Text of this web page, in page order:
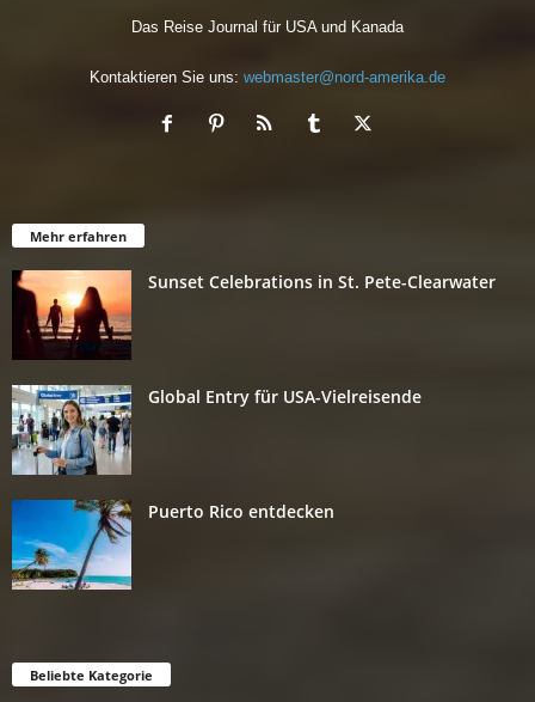
Das Reise Journal für USA und Kanada
Kontaktieren Sie uns: webmaster@nord-amerika.de
Mehr erfahren
Sunset Celebrations in St. Pete-Clearwater
Global Entry für USA-Vielreisende
Puerto Rico entdecken
Beliebte Kategorie